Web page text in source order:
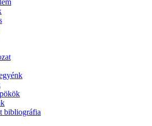
bibliográfia